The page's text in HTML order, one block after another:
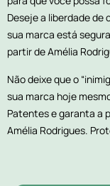
Deseje a liberdade de
sua marca está
partir de Amélia
Não deixe que o
sua marca hoje
Patentes e garanta a
Amélia Rodrigues.